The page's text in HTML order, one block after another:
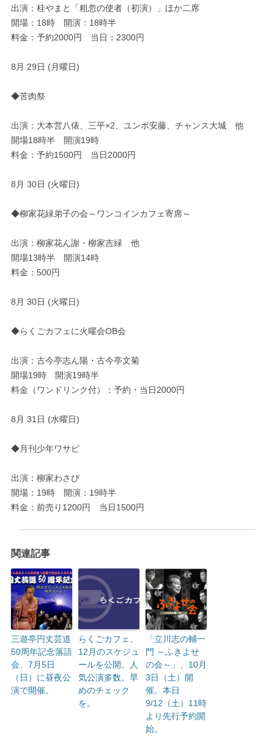
出演：桂やまと「粗忽の使者（初演）」ほか二席
開場：18時 開演：18時半
料金：予約2000円 当日：2300円
8月 29日 (月曜日)
◆苦肉祭
出演：大本営八俵、三平×2、ユンボ安藤、チャンス大城 他
開場18時半 開演19時
料金：予約1500円 当日2000円
8月 30日 (火曜日)
◆柳家花緑弟子の会～ワンコインカフェ寄席～
出演：柳家花ん謝・柳家吉緑 他
開場13時半 開演14時
料金：500円
8月 30日 (火曜日)
◆らくごカフェに火曜会OB会
出演：古今亭志ん陽・古今亭文菊
開場19時 開演19時半
料金（ワンドリンク付）：予約・当日2000円
8月 31日 (水曜日)
◆月刊少年ワサビ
出演：柳家わさび
開場：19時 開演：19時半
料金：前売り1200円 当日1500円
関連記事
三遊亭円丈芸道
50周年記念落語
会、7月5日
（日）に昼夜公
演で開催。
らくごカフェ、
12月のスケジュ
ールを公開。人
気公演多数。早
めのチェック
を。
「立川志の輔一
門 ～ふきよせ
の会～」、10月
3日（土）開
催。本日
9/12（土）11時
より先行予約開
始。